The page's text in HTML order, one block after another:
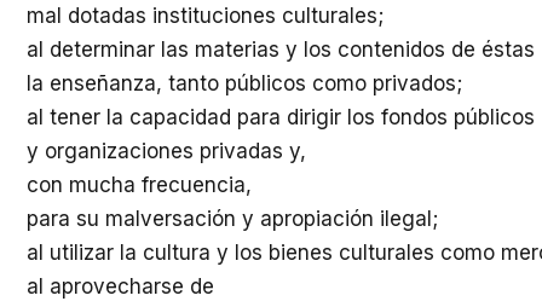
mal dotadas instituciones culturales;
al determinar las materias y los contenidos de
la enseñanza, tanto públicos como privados;
al tener la capacidad para dirigir los fondos
y organizaciones privadas y,
con mucha frecuencia,
para su malversación y apropiación ilegal;
al utilizar la cultura y los bienes culturales como
al aprovecharse de